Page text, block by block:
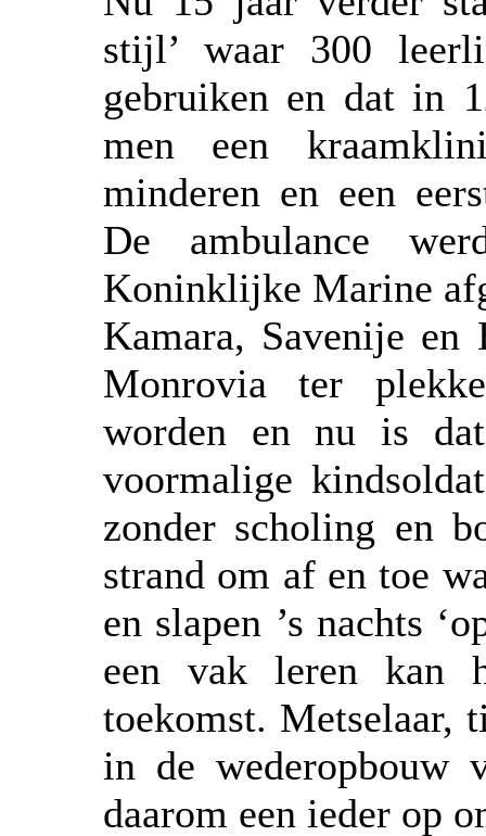
stijl’ waar 300
gebruiken en dat in
men een
minderen en een
De ambulance
Koninklijke Marine
Kamara, Savenije en
Monrovia ter
worden en nu is
voormalige
zonder scholing en
strand om af en toe
en slapen ’s nachts
een vak leren kan
toekomst. Metselaar,
in de wederopbouw
daarom een ieder op